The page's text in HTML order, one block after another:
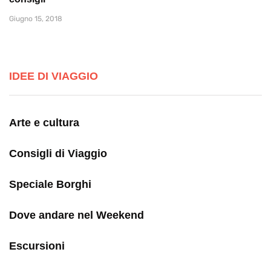
Giugno 15, 2018
IDEE DI VIAGGIO
Arte e cultura
Consigli di Viaggio
Speciale Borghi
Dove andare nel Weekend
Escursioni